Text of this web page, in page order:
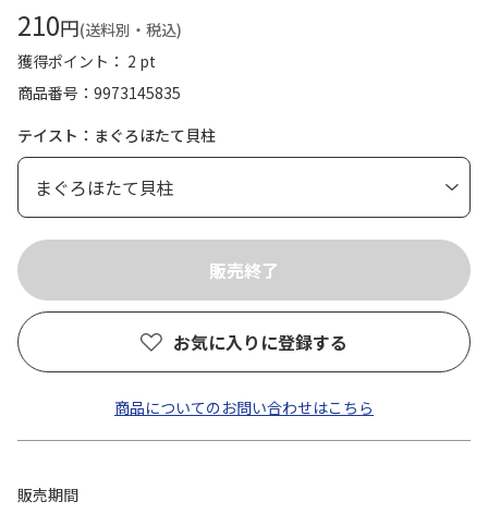
210円(送料別・税込)
獲得ポイント： 2 pt
商品番号
9973145835
テイスト：まぐろほたて貝柱
お気に入りに登録する
商品についてのお問い合わせはこちら
販売期間